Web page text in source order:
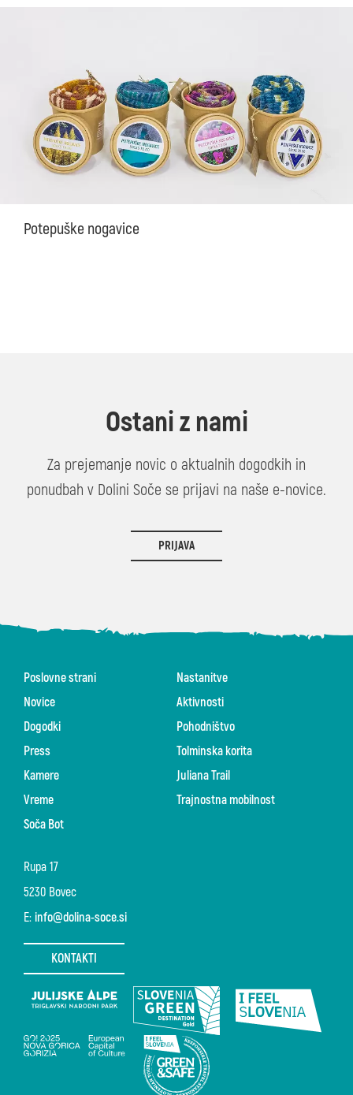
Potepuške nogavice
Ostani z nami
Za prejemanje novic o aktualnih dogodkih in
ponudbah v Dolini Soče se prijavi na naše e-novice.
PRIJAVA
Rupa 17
5230 Bovec
E: info@dolina-soce.si
KONTAKTI
Poslovne strani
Novice
Dogodki
Press
Kamere
Vreme
Soča Bot
Nastanitve
Aktivnosti
Pohodništvo
Tolminska korita
Juliana Trail
Trajnostna mobilnost